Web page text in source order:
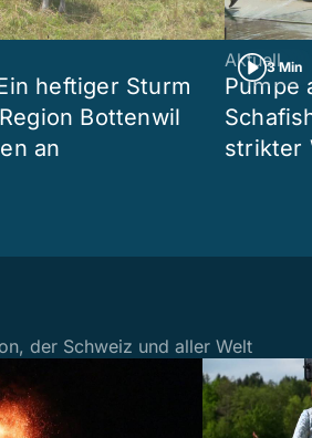
heftiger Sturm
Bottenwil
an
3 Min
Aktuell
Pumpe
strikter
der Schweiz und aller Welt